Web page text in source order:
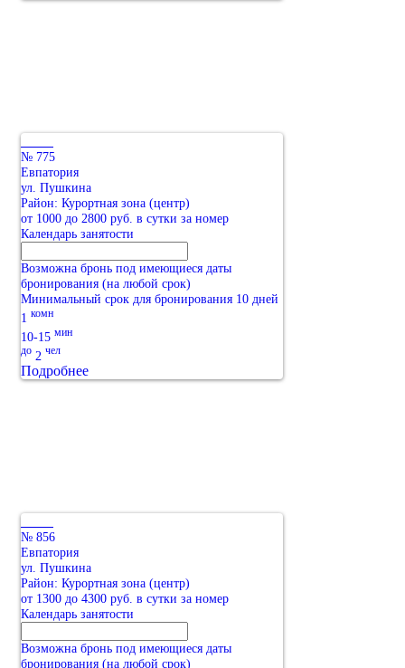
№ 775
Евпатория
ул. Пушкина
Район: Курортная зона (центр)
от 1000 до 2800 руб. в сутки за номер
Календарь занятости
Возможна бронь под имеющиеся даты
бронирования (на любой срок)
Минимальный срок для бронирования 10 дней
1 комн
10-15 мин
до 2 чел
Подробнее
№ 856
Евпатория
ул. Пушкина
Район: Курортная зона (центр)
от 1300 до 4300 руб. в сутки за номер
Календарь занятости
Возможна бронь под имеющиеся даты
бронирования (на любой срок)